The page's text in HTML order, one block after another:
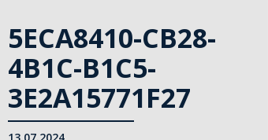
5ECA8410-CB28-
4B1C-B1C5-
3E2A15771F27